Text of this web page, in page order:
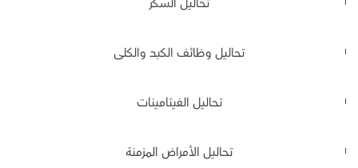
تحاليل وظائف الكبد والكلى
تحاليل الفيتامينات
تحاليل الأمراض المزمنة